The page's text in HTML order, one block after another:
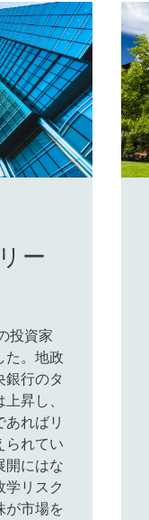
ー
投資家
た。地政
銀行のタ
昇し、
ればリ
られてい
開にはな
学リスク
が市場を